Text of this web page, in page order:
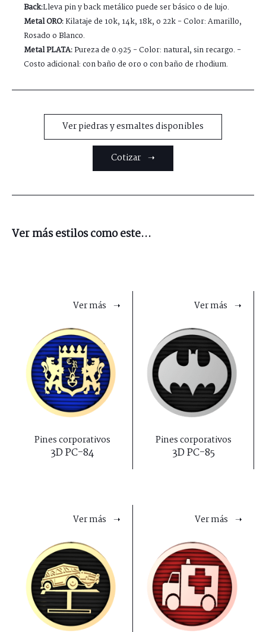
Back:Lleva pin y back metálico puede ser básico o de lujo.
Metal ORO:Kilataje de 10k, 14k, 18k, o 22k - Color: Amarillo,
Rosado o Blanco.
Metal PLATA:Pureza de 0.925 - Color: natural, sin recargo. -
Costo adicional: con baño de oro o con baño de rhodium.
Ver piedras y esmaltes disponibles
Cotizar ➝
Ver más estilos como este...
Ver más ➝
Pines corporativos
3D PC-84
Ver más ➝
Pines corporativos
3D PC-85
Ver más ➝ Ver más ➝